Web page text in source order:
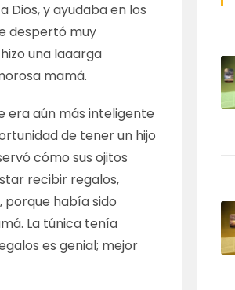
Dios, y ayudaba en los
despertó muy
una laaarga
mamá.
era aún más inteligente
de tener un hijo
cómo sus ojitos
recibir regalos,
porque había sido
La túnica tenía
es genial; mejor